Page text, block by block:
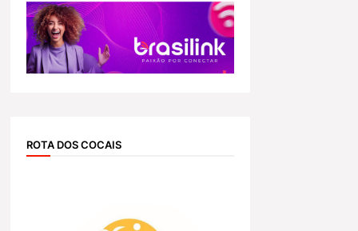
ROTA DOS COCAIS